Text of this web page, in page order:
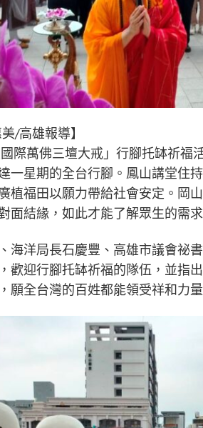
/高雄報導】
國際萬佛三壇大戒」行腳托缽祈
一星期的全台行腳。鳳山講堂住
植福田以願力帶給社會安定。岡
面結緣，如此才能了解眾生的需
海洋局長石慶豐、高雄市議會祕
歡迎行腳托缽祈福的隊伍，並指
願全台灣的百姓都能領受祥和力